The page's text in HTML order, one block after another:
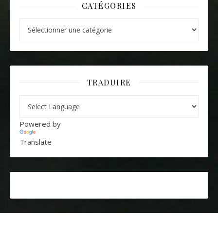
CATÉGORIES
TRADUIRE
Powered by
Translate